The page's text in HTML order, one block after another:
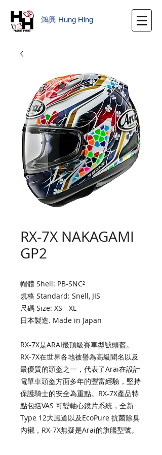
鴻興 Hung Hing
RX-7X NAKAGAMI
GP2
帽體 Shell: PB-SNC²
規格 Standard: Snell, JIS
尺碼 Size: XS - XL
日本製造. Made in Japan
RX-7X是ARAI最頂級賽車型號頭盔。
RX-7X在世界各地被譽為高級聞名以及
最優質的頭盔之一，代表了Arai在設計
電單車頭盔方面多年的豐富經驗，堅持
保護騎士的安全為重點。RX-7X產品特
點包括VAS 可變軸心鏡片系統，全新
Type 12大風道以及EcoPure 抗菌除臭
內襯，RX-7X無疑是Arai的旗艦型號。